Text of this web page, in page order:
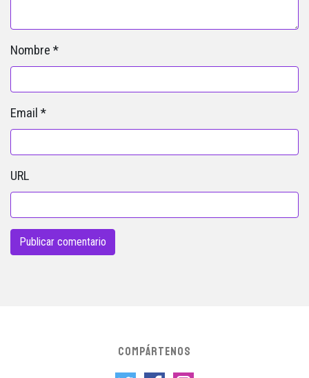
Nombre *
Email *
URL
COMPÁRTENOS